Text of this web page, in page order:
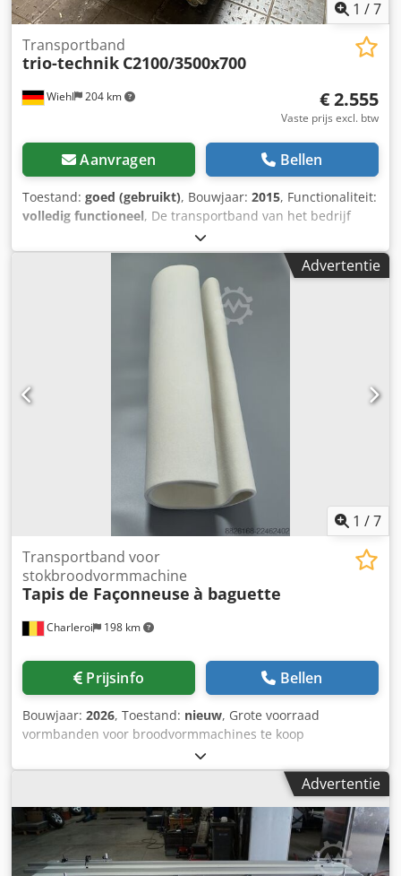
1 /7
Wiehl 204 km
Transportband
trio-technik C2100/3500x700
€ 2.555
Vaste prijs excl. btw
Aanvragen Bellen
Toestand: goed (gebruikt), Bouwjaar: 2015, Functionaliteit:
volledig functioneel, De transportband van het bedrijf
trio-technik staat te koop. Hieronder volgen de technische
specificaties: Lengte: 3500 mm Bruikbare breedte: 700 mm
Kunststof lamellenband, blauw Dkedpfezqz Stox Aifer
Hittebestendig tot 90 graden In hoogte verstelbaar: 600
Advertentie
1 /7
Charleroi 198 km
Transportband voor
stokbroodvormmachine
Tapis de Façonneuse à baguette
Prijsinfo Bellen
Bouwjaar: 2026, Toestand: nieuw, Grote voorraad
vormbanden voor broodvormmachines te koop
Beschikbare merken: - MAJOR - BONGARD - MERAND
TENOR/TREGOR - BERTRAND EURO2000 - BERTRAND
EUROMAP - JAC - PANIRECORD F73 - PANIRECORD F60/F57 -
SINMAG - PAVAILLER - STAFF Prijzen per stuk en in bulk
Verkocht als complete set voor een broodvormmachine,
bestaande uit: - Voorste band - Achterste band - Zware
onderband Dkedpszqt Tcjfx Aifjr - Opvangband
Advertentie